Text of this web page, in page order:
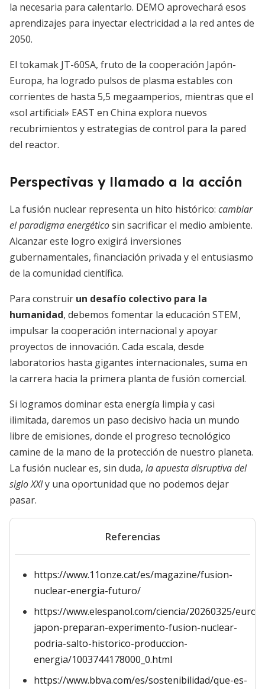
la necesaria para calentarlo. DEMO aprovechará esos
aprendizajes para inyectar electricidad a la red antes de
2050.
El tokamak JT-60SA, fruto de la cooperación Japón-
Europa, ha logrado pulsos de plasma estables con
corrientes de hasta 5,5 megaamperios, mientras que el
«sol artificial» EAST en China explora nuevos
recubrimientos y estrategias de control para la pared
del reactor.
Perspectivas y llamado a la acción
La fusión nuclear representa un hito histórico: cambiar
el paradigma energéticosin sacrificar el medio ambiente.
Alcanzar este logro exigirá inversiones
gubernamentales, financiación privada y el entusiasmo
de la comunidad científica.
Para construir un desafío colectivo para la
humanidad, debemos fomentar la educación STEM,
impulsar la cooperación internacional y apoyar
proyectos de innovación. Cada escala, desde
laboratorios hasta gigantes internacionales, suma en
la carrera hacia la primera planta de fusión comercial.
Si logramos dominar esta energía limpia y casi
ilimitada, daremos un paso decisivo hacia un mundo
libre de emisiones, donde el progreso tecnológico
camine de la mano de la protección de nuestro planeta.
La fusión nuclear es, sin duda, la apuesta disruptiva del
siglo XXIy una oportunidad que no podemos dejar
pasar.
Referencias
https://www.11onze.cat/es/magazine/fusion-
nuclear-energia-futuro/
https://www.elespanol.com/ciencia/20260325/
japon-preparan-experimento-fusion-nuclear-
podria-salto-historico-produccion-
energia/1003744178000_0.html
https://www.bbva.com/es/sostenibilidad/que-es-